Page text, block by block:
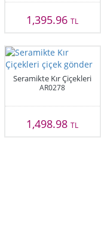
1,395.96TL
Seramikte Kır Çiçekleri
AR0278
1,498.98TL